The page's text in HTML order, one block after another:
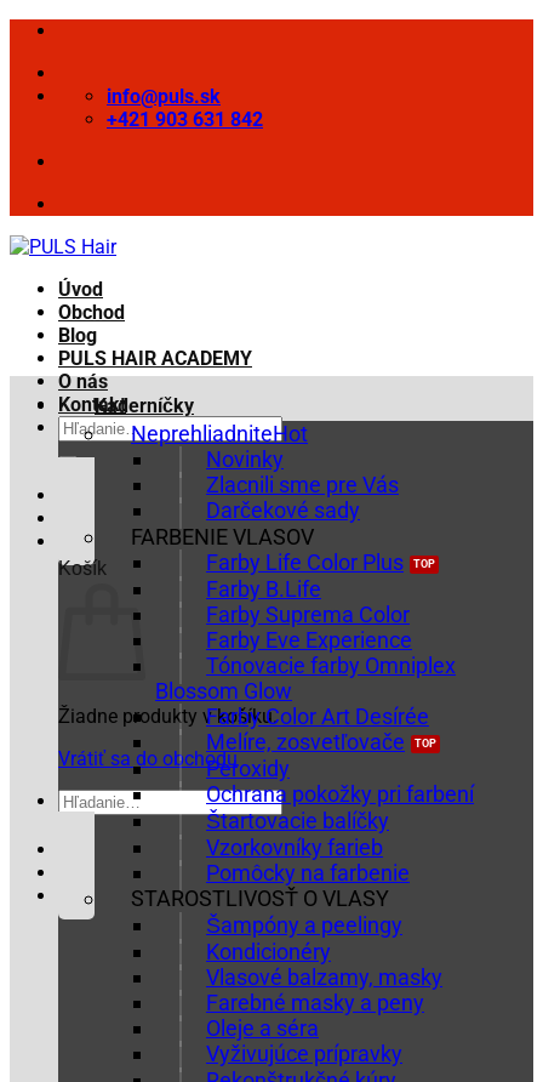
Skip
content
info@puls.sk
+421 903 631 842
Úvod
Obchod
Blog
PULS HAIR ACADEMY
O nás
Kontakt
Hľadať:
Košík
Žiadne produkty v košíku.
Vrátiť sa do obchodu
Hľadať:
Kaderníčky
Neprehliadnite
Novinky
Zlacnili sme pre Vás
Darčekové sady
FARBENIE VLASOV
Farby Life Color Plus
Farby B.Life
Farby Suprema Color
Farby Eve Experience
Tónovacie farby Omniplex
Blossom Glow
Farby Color Art Desírée
Melíre, zosvetľovače
Peroxidy
Ochrana pokožky pri farbení
Štartovacie balíčky
Vzorkovníky farieb
Pomôcky na farbenie
STAROSTLIVOSŤ O VLASY
Šampóny a peelingy
Kondicionéry
Vlasové balzamy, masky
Farebné masky a peny
Oleje a séra
Vyživujúce prípravky